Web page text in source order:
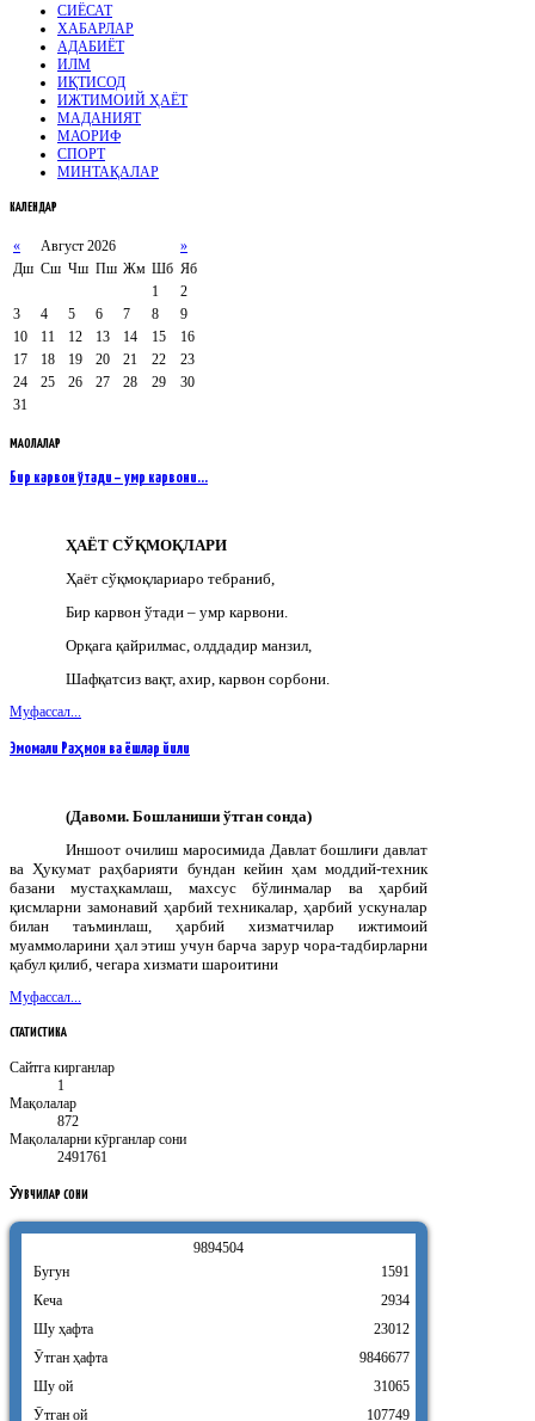
СИЁСАТ
ХАБАРЛАР
АДАБИЁТ
ИЛМ
ИҚТИСОД
ИЖТИМОИЙ ҲАЁТ
МАДАНИЯТ
МАОРИФ
СПОРТ
МИНТАҚАЛАР
КАЛЕНДАР
« Август 2026
»
Дш Сш Чш Пш Жм Шб Яб
1
2
3
4 5 6 7 8
9
10
11 12 13 14 15
16
17
18 19 20 21 22
23
24
25 26 27 28 29
30
31
МАҚОЛАЛАР
Бир карвон ўтади – умр карвони…
ҲАЁТ СЎҚМОҚЛАРИ
Ҳаёт сўқмоқлариаро тебраниб,
Бир карвон ўтади – умр карвони.
Орқага қайрилмас, олддадир манзил,
Шафқатсиз вақт, ахир, карвон сорбони.
Муфассал...
Эмомали Раҳмон ва ёшлар йили
(Давоми. Бошланиши ўтган сонда)
Иншоот очилиш маросимида Давлат бошлиғи давлат
ва Ҳукумат раҳбарияти бундан кейин ҳам моддий-техник
базани мустаҳкамлаш, махсус бўлинмалар ва ҳарбий
қисмларни замонавий ҳарбий техникалар, ҳарбий ускуналар
билан таъминлаш, ҳарбий хизматчилар ижтимоий
муаммоларини ҳал этиш учун барча зарур чора-тадбирларни
қабул қилиб, чегара хизмати шароитини
Муфассал...
СТАТИСТИКА
Сайтга кирганлар
1
Мақолалар
872
Мақолаларни кӯрганлар сони
2491761
ӮҚУВЧИЛАРСОНИ
9894504
Бугун
Кеча
Шу ҳафта
Ӯтган ҳафта
Шу ой
Ӯтган ой
1591
2934
23012
9846677
31065
107749